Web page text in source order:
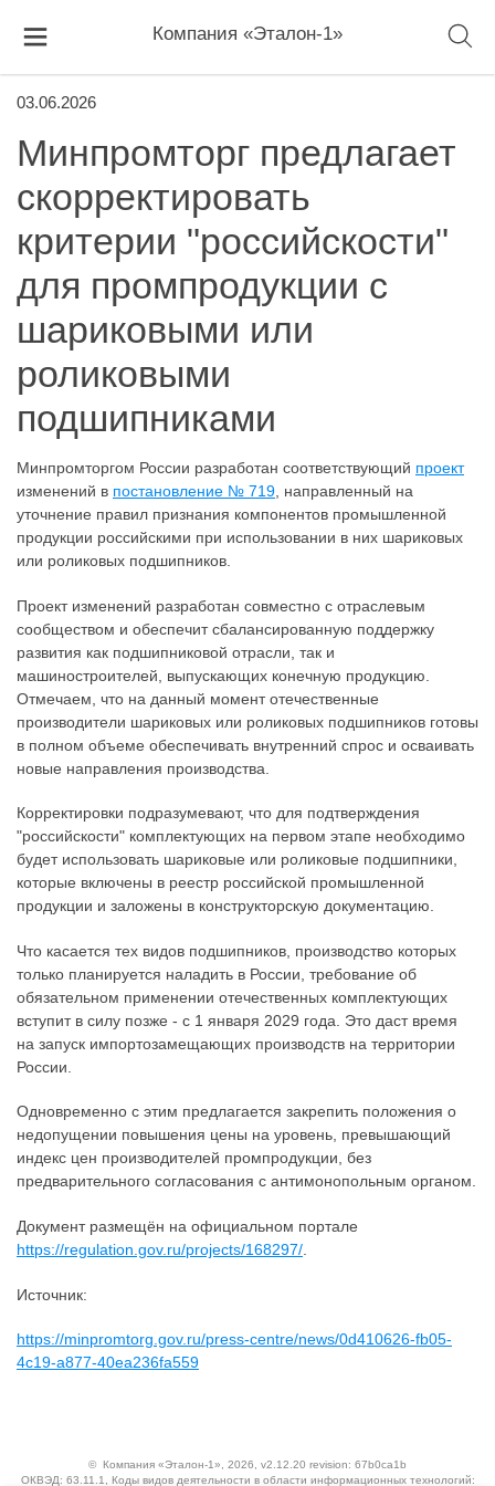
Компания «Эталон-1»
03.06.2026
Минпромторг предлагает
скорректировать
критерии "российскости"
для промпродукции с
шариковыми или
роликовыми
подшипниками
Минпромторгом России разработан соответствующий проект
изменений в постановление № 719 , направленный на
уточнение правил признания компонентов промышленной
продукции российскими при использовании в них шариковых
или роликовых подшипников.
Проект изменений разработан совместно с отраслевым
сообществом и обеспечит сбалансированную поддержку
развития как подшипниковой отрасли, так и
машиностроителей, выпускающих конечную продукцию.
Отмечаем, что на данный момент отечественные
производители шариковых или роликовых подшипников готовы
в полном объеме обеспечивать внутренний спрос и осваивать
новые направления производства.
Корректировки подразумевают, что для подтверждения
"российскости" комплектующих на первом этапе необходимо
будет использовать шариковые или роликовые подшипники,
которые включены в реестр российской промышленной
продукции и заложены в конструкторскую документацию.
Что касается тех видов подшипников, производство которых
только планируется наладить в России, требование об
обязательном применении отечественных комплектующих
вступит в силу позже - с 1 января 2029 года. Это даст время
на запуск импортозамещающих производств на территории
России.
Одновременно с этим предлагается закрепить положения о
недопущении повышения цены на уровень, превышающий
индекс цен производителей промпродукции, без
предварительного согласования с антимонопольным органом.
Документ размещён на официальном портале
https://regulation.gov.ru/projects/168297/
Источник:
https://minpromtorg.gov.ru/press-centre/news/0d410626-fb05-
4c19-a877-40ea236fa559
© Компания «Эталон-1» , 2026, v2.12.20 revision: 67b0ca1b
ОКВЭД: 63.11.1, Коды видов деятельности в области информационных технологий: